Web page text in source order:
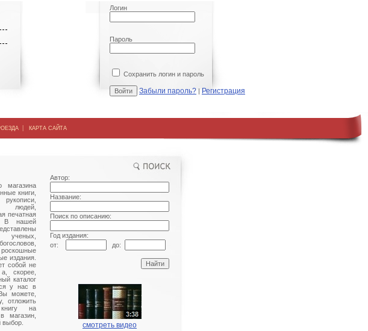
Логин
Пароль
Сохранить логин и пароль
Забыли пароль? | Регистрация
| КАРТА САЙТА
магазина
книги,
людей,
печатная
В нашей
ученых,
издания.
собой не
скорее,
каталог
у нас в
можете,
отложить
на
магазин,
выбор.
Автор:
Название:
Поиск по описанию:
Год издания:
от:
до:
смотреть видео